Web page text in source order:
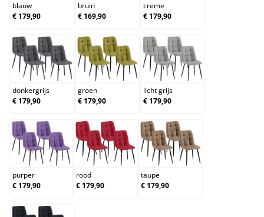
blauw
€ 179,90
bruin
€ 169,90
creme
€ 179,90
donkergrijs
donkergrijs
€ 179,90
groen
groen
€ 179,90
licht grijs
licht grijs
€ 179,90
purper
purper
€ 179,90
rood
rood
€ 179,90
taupe
taupe
€ 179,90